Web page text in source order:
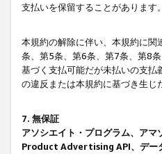
支払いを保留することがあります。
本規約の解除に伴い、本規約に
条、第5条、第6条、第7条、第8
基づく支払可能だが未払いの支
の違反または本規約に基づき生
7. 無保証
アソシエイト・プログラム、ア
Product Advertising API、データ